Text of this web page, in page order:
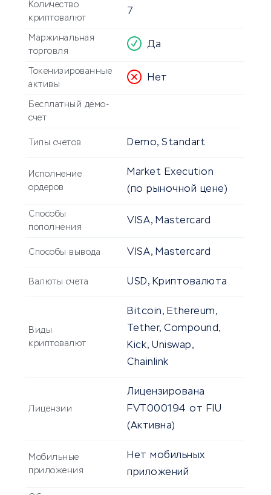
Количество
криптовалют
7
Маржинальная
торговля
Да
Токенизированные
активы
Нет
Бесплатный демо-
счет
Типы счетов Demo, Standart
Исполнение
ордеров
Market Execution
(по рыночной цене)
Способы
пополнения
VISA, Mastercard
Способы вывода VISA, Mastercard
Валюты счета USD, Криптовалюта
Виды
криптовалют
Bitcoin, Ethereum,
Tether, Compound,
Kick, Uniswap,
Chainlink
Лицензии
Лицензирована
FVT000194 от FIU
(Активна)
Мобильные
приложения
Нет мобильных
приложений